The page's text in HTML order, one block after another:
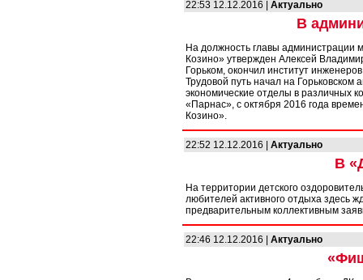
22:53 12.12.2016 | Актуально
В
На должность главы администрации
Козино» утвержден Алексей
Горьком, окончил институт
Трудовой путь начал на Горьковском
экономические отделы в различных
«Парнас», с октября 2016 года
Козино».
22:52 12.12.2016 | Актуально
В
На территории детского
любителей активного отдыха здесь
предварительным коллективным
22:46 12.12.2016 | Актуально